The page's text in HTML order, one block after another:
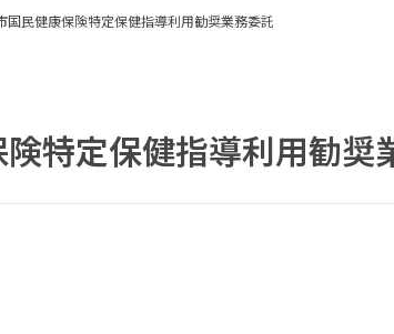
国民健康保険特定保健指導利用勧奨業務委託
特定保健指導利用勧奨